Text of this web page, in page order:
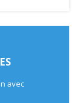
avec